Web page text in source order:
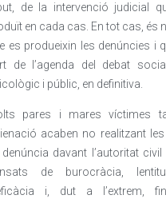
de la intervenció judicial
en cada cas. En tot cas, és
es produeixin les denúncies i
de l’agenda del debat
i públic, en definitiva.
pares i mares víctimes
acaben no realitzant
denúncia davant l’autoritat civil
de burocràcia,
i, dut a l’extrem,